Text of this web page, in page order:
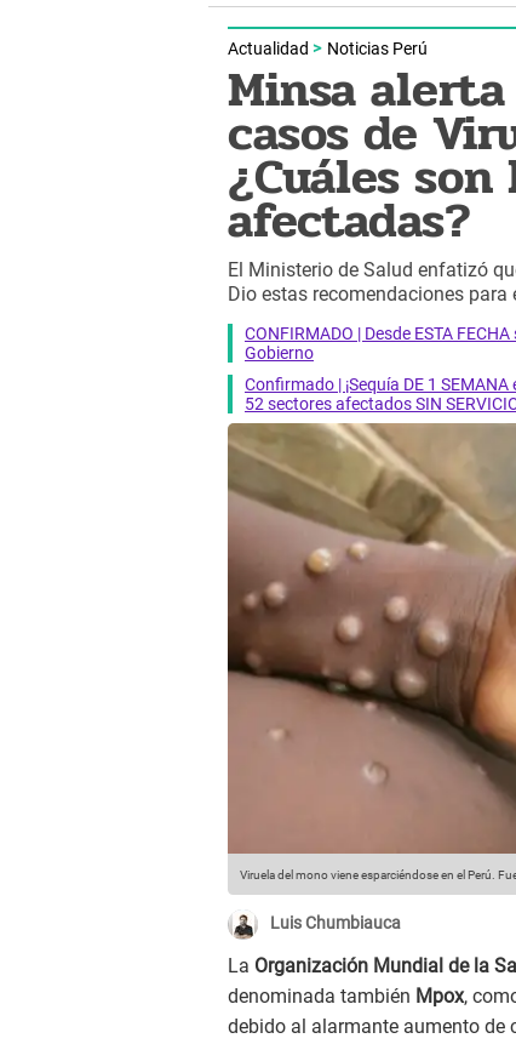
Actualidad Noticias Perú
Minsa
casos de
¿Cuáles
afectadas?
El Ministerio de Salud enfatizó
Dio estas recomendaciones para
CONFIRMADO | Desde ESTA
Gobierno
Confirmado | ¡Sequía DE 1
52 sectores afectados SIN
Viruela del mono viene esparciéndose en el Perú.
Luis Chumbiauca
La Organización Mundial de la
denominada también Mpox,
debido al alarmante aumento de